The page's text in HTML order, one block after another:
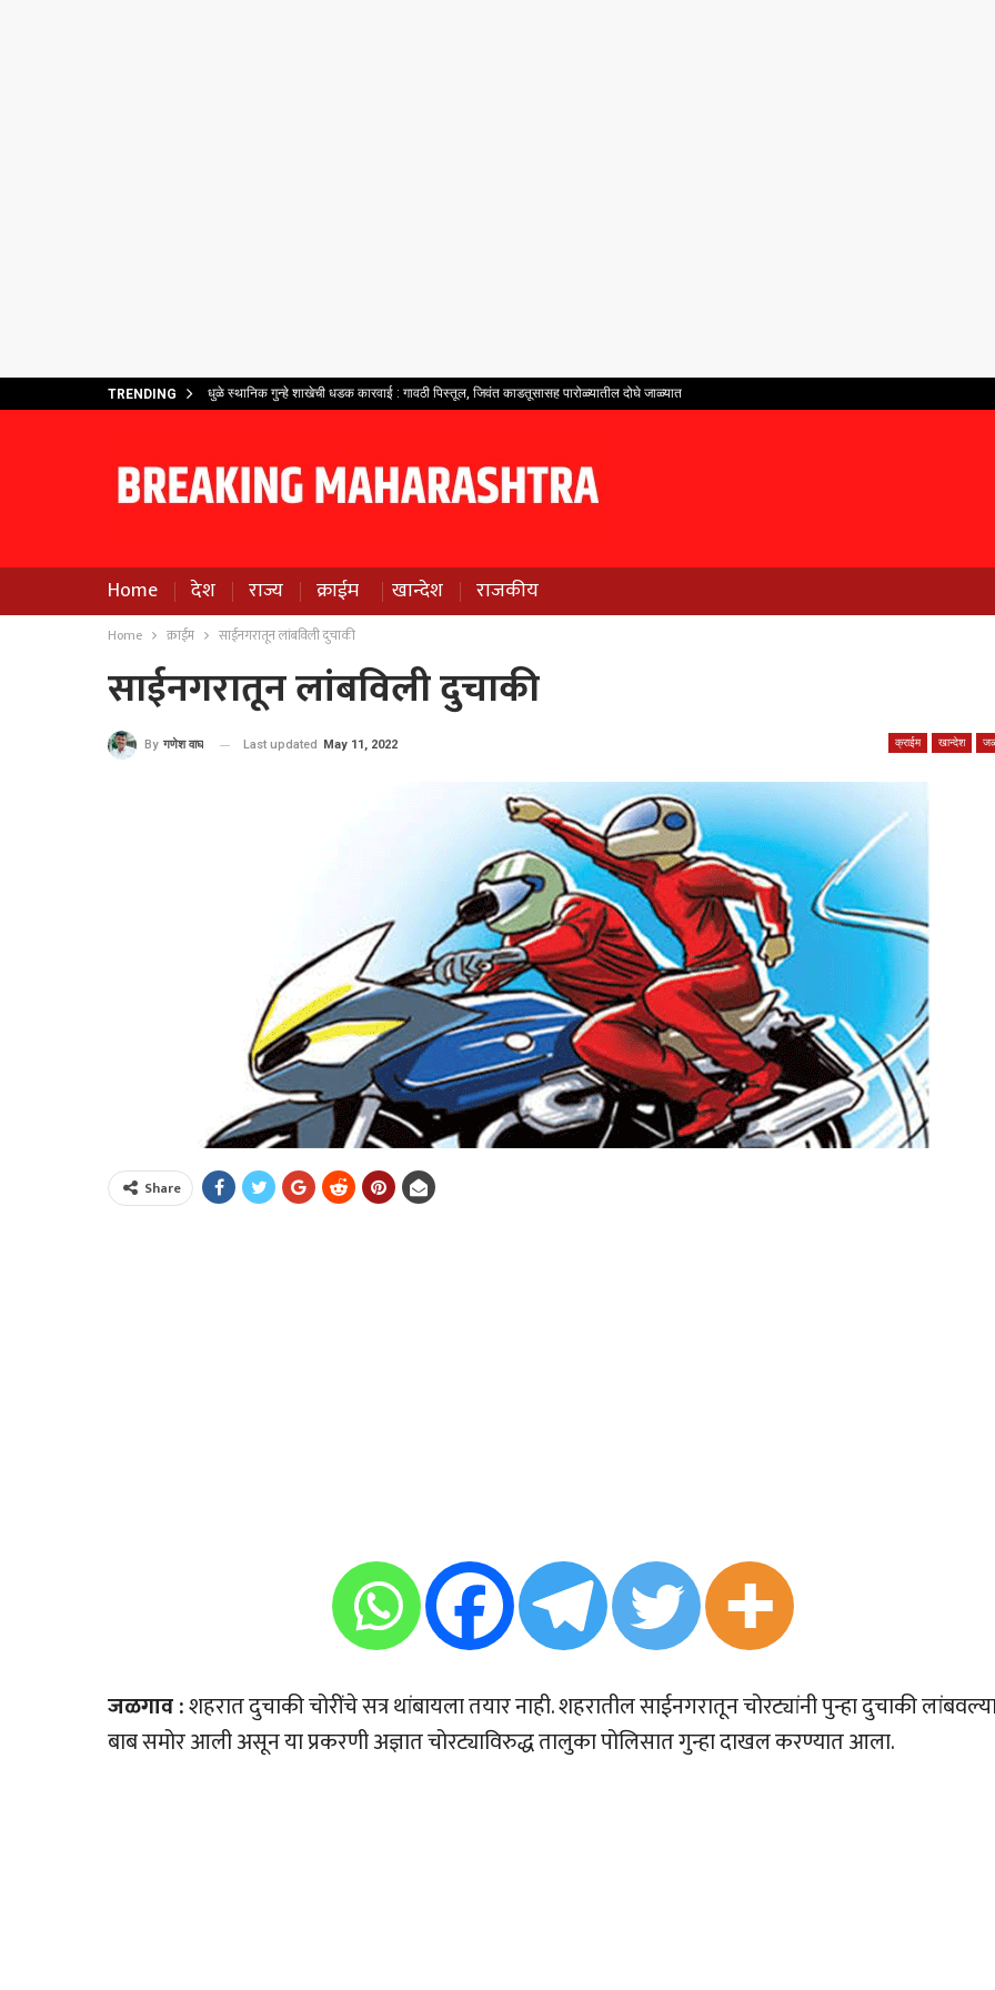
TRENDING धुळे स्थानिक गुन्हे शाखेची धडक कारवाई : गावठी पिस्तूल, जिवंत काडतूसासह पारोळ्यातील दोघे जाळ्यात
Home देश राज्य क्राईम खान्देश राजकीय
Home क्राईम साईनगरातून लांबविली दुचाकी
साईनगरातून लांबविली दुचाकी
क्राईम खान्देश
By गणेश वाघ Last updated May 11, 2022
Share
जळगाव :शहरात दुचाकी चोरींचे सत्र थांबायला तयार नाही. शहरातील साईनगरातून चोरट्यांनी पुन्हा दुचाकी
बाब समोर आली असून या प्रकरणी अज्ञात चोरट्याविरुद्ध तालुका पोलिसात गुन्हा दाखल करण्यात आला.